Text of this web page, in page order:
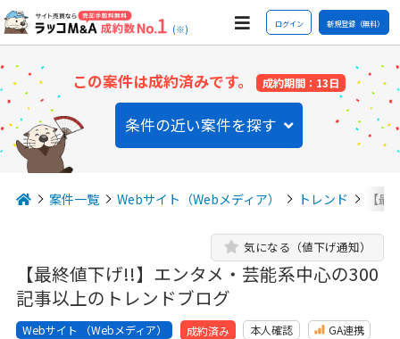
(※) ログイン 新規登録（無料）
この案件は成約済みです。 成約期間：13日
条件の近い案件を探す
案件一覧 Webサイト（Webメディア） トレンド 【
【最終値下げ!!】エンタメ・芸能系中心の300
記事以上のトレンドブログ
気になる（値下げ通知）
Webサイト （Webメディア） 成約済み 本人確認
GA連携